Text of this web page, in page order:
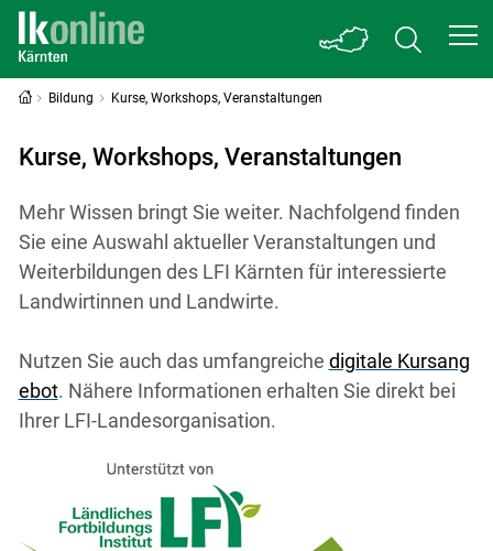
Bildung Kurse, Workshops, Veranstaltungen
Kurse, Workshops, Veranstaltungen
Mehr Wissen bringt Sie weiter. Nachfolgend finden
Sie eine Auswahl aktueller Veranstaltungen und
Weiterbildungen des LFI Kärnten für interessierte
Landwirtinnen und Landwirte.
Nutzen Sie auch das umfangreiche digitale Kursang
ebot. Nähere Informationen erhalten Sie direkt bei
Ihrer LFI-Landesorganisation.